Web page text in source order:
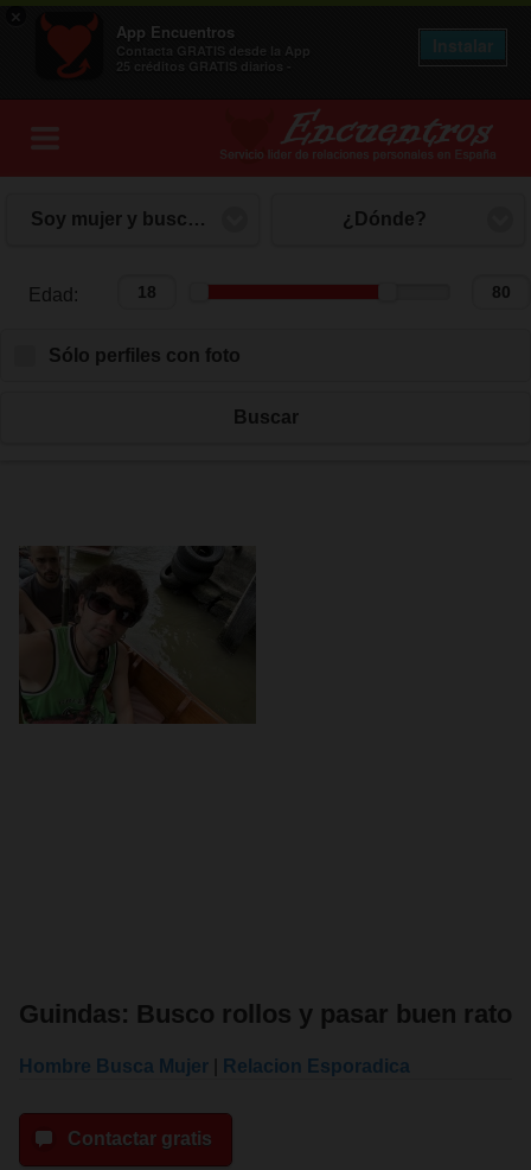
×
App Encuentros
Contacta GRATIS desde la App
25 créditos GRATIS diarios -
Soy mujer y busco hombre ¿Dónde?
Edad: Edad:
Sólo perfiles con foto
Buscar
Guindas: Busco rollos y pasar buen rato
Hombre Busca Mujer Relacion Esporadica
Contactar gratis